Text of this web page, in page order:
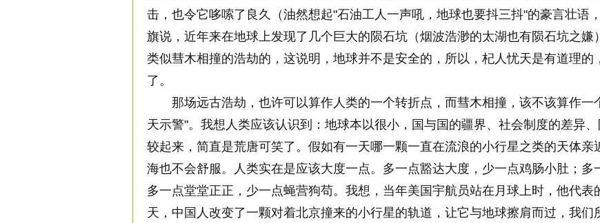
击，也令它哆嗦了良久（油然想起"石油工人一声吼，地球也要抖三抖"的豪言壮语
旗说，近年来在地球上发现了几个巨大的陨石坑（烟波浩渺的太湖也有陨石坑之
类似彗木相撞的浩劫的，这说明，地球并不是安全的，所以，杞人忧天是有道理
了。
那场远古浩劫，也许可以算作人类的一个转折点，而彗木相撞，该不该算作一
天示警"。我想人类应该认识到：地球本以很小，国与国的疆界、社会制度的差异
较起来，简直是荒唐可笑了。假如有一天哪一颗一直在流浪的小行星之类的天体
海也不会舒服。人类实在是应该大度一点。多一点豁达大度，少一点鸡肠小肚；多
多一点堂堂正正，少一点蝇营狗苟。我想，当年美国宇航员站在月球上时，他代表
天，中国人改变了一颗对着北京撞来的小行星的轨道，让它与地球擦肩而过，我们